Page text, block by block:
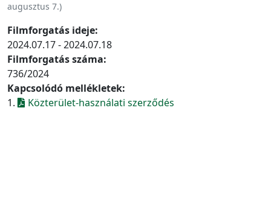
augusztus 7.)
Filmforgatás ideje:
2024.07.17 - 2024.07.18
Filmforgatás száma:
736/2024
Kapcsolódó mellékletek:
1.
Közterület-használati szerződés